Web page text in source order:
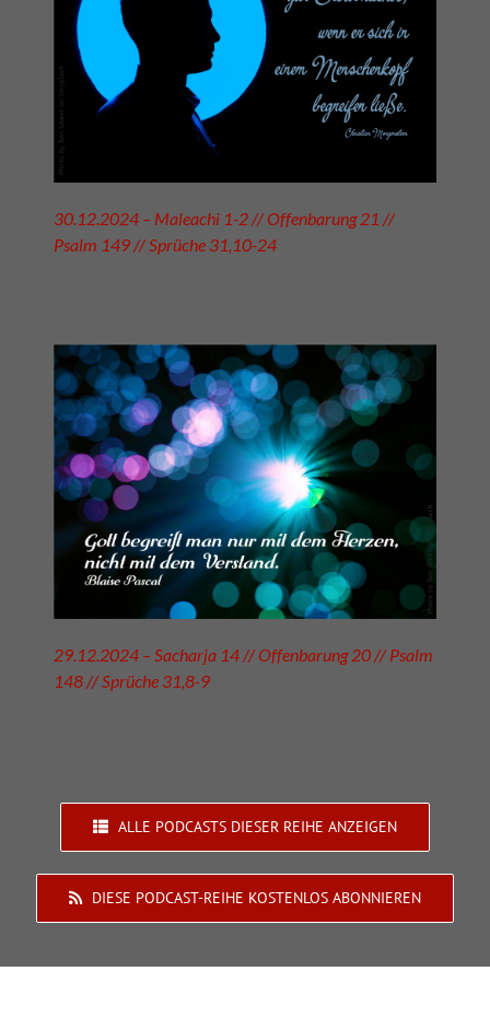
30.12.2024 – Maleachi 1-2 // Offenbarung 21 //
Psalm 149 // Sprüche 31,10-24
29.12.2024 – Sacharja 14 // Offenbarung 20 // Psalm
148 // Sprüche 31,8-9
ALLE PODCASTS DIESER REIHE ANZEIGEN
DIESE PODCAST-REIHE KOSTENLOS ABONNIEREN